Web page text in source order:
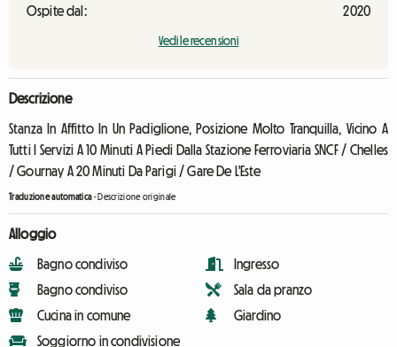
Ospite dal:
2020
Vedi le recensioni
Descrizione
Stanza In Affitto In Un Padiglione, Posizione Molto Tranquilla, Vicino A
Tutti I Servizi A 10 Minuti A Piedi Dalla Stazione Ferroviaria SNCF / Chelles
/ Gournay A 20 Minuti Da Parigi / Gare De L'Este
Traduzione automatica-Descrizione originale
Alloggio
Bagno condiviso
Bagno condiviso
Cucina in comune
Soggiorno in condivisione
Ingresso
Sala da pranzo
Giardino